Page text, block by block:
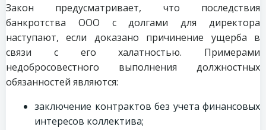
Закон предусматривает, что последствия
банкротства ООО с долгами для директора
наступают, если доказано причинение ущерба в
связи с его халатностью. Примерами
недобросовестного выполнения должностных
обязанностей являются:
заключение контрактов без учета финансовых
интересов коллектива;